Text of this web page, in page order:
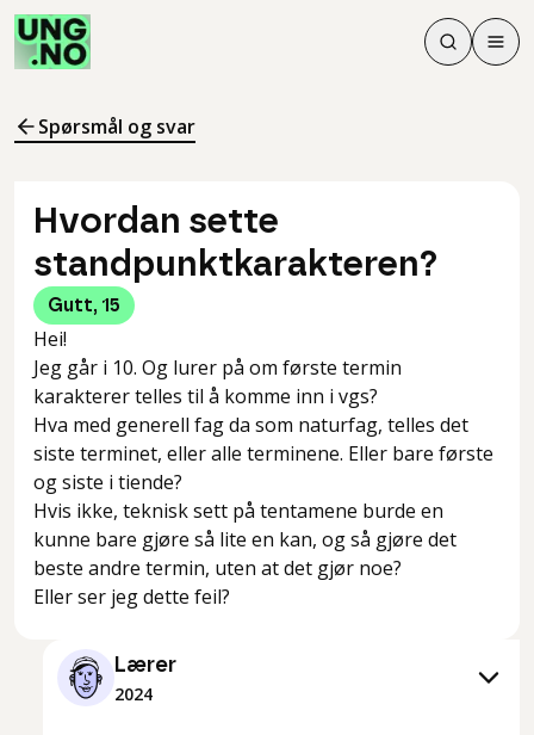
Søk
Søk
Meny
Spørsmål og svar
Hvordan sette
standpunktkarakteren?
Gutt, 15
Hei!
Jeg går i 10. Og lurer på om første termin
karakterer telles til å komme inn i vgs?
Hva med generell fag da som naturfag, telles det
siste terminet, eller alle terminene. Eller bare første
og siste i tiende?
Hvis ikke, teknisk sett på tentamene burde en
kunne bare gjøre så lite en kan, og så gjøre det
beste andre termin, uten at det gjør noe?
Eller ser jeg dette feil?
Lærer
2024